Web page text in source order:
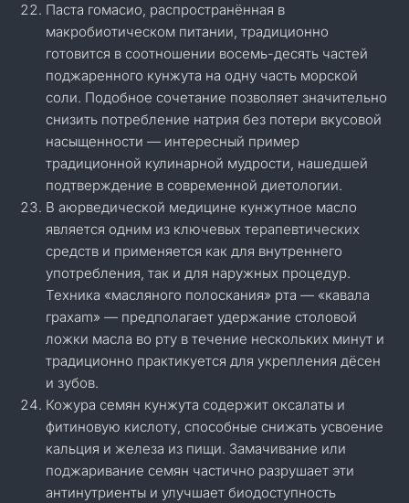
Паста гомасио, распространённая в
макробиотическом питании, традиционно
готовится в соотношении восемь-десять частей
поджаренного кунжута на одну часть морской
соли. Подобное сочетание позволяет значительно
снизить потребление натрия без потери вкусовой
насыщенности — интересный пример
традиционной кулинарной мудрости, нашедшей
подтверждение в современной диетологии.
В аюрведической медицине кунжутное масло
является одним из ключевых терапевтических
средств и применяется как для внутреннего
употребления, так и для наружных процедур.
Техника «масляного полоскания» рта — «кавала
грахаm» — предполагает удержание столовой
ложки масла во рту в течение нескольких минут и
традиционно практикуется для укрепления дёсен
и зубов.
Кожура семян кунжута содержит оксалаты и
фитиновую кислоту, способные снижать усвоение
кальция и железа из пищи. Замачивание или
поджаривание семян частично разрушает эти
антинутриенты и улучшает биодоступность